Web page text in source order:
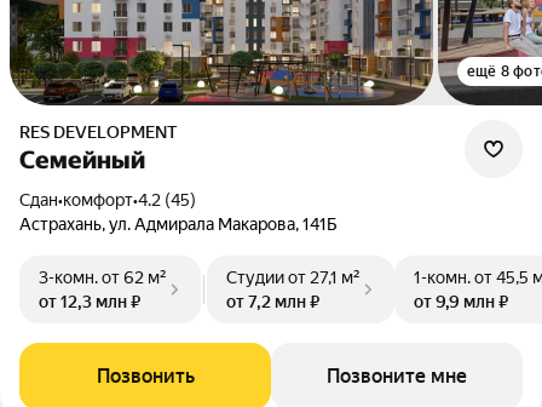
ещё 8
RES DEVELOPMENT
Семейный
Сдан•комфорт•4.2 (45)
Астрахань, ул. Адмирала Макарова, 141Б
3-комн.от 62 м²
от 12,3 млн ₽
Студииот 27,1 м²
от 7,2 млн ₽
1-комн.от 45,5
от 9,9 млн ₽
Позвонить Позвоните мне